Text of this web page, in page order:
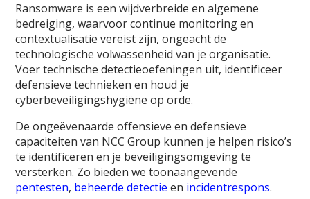
Ransomware is een wijdverbreide en algemene
bedreiging, waarvoor continue monitoring en
contextualisatie vereist zijn, ongeacht de
technologische volwassenheid van je organisatie.
Voer technische detectieoefeningen uit, identificeer
defensieve technieken en houd je
cyberbeveiligingshygiëne op orde.
De ongeëvenaarde offensieve en defensieve
capaciteiten van NCC Group kunnen je helpen risico’s
te identificeren en je beveiligingsomgeving te
versterken. Zo bieden we toonaangevende
pentesten, beheerde detectie en incidentrespons.